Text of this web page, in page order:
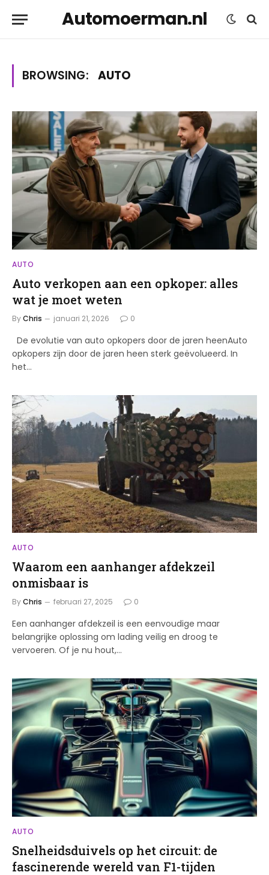
Automoerman.nl
BROWSING: AUTO
AUTO
Auto verkopen aan een opkoper: alles
wat je moet weten
ByChris januari 21, 2026 0
De evolutie van auto opkopers door de jaren heenAuto
opkopers zijn door de jaren heen sterk geëvolueerd. In
het…
AUTO
Waarom een aanhanger afdekzeil
onmisbaar is
ByChris februari 27, 2025 0
Een aanhanger afdekzeil is een eenvoudige maar
belangrijke oplossing om lading veilig en droog te
vervoeren. Of je nu hout,…
AUTO
Snelheidsduivels op het circuit: de
fascinerende wereld van F1-tijden